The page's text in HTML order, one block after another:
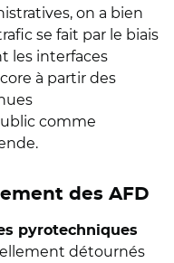
on a bien
se fait par le biais
les interfaces
à partir des
comme
des AFD
pyrotechniques
détournés